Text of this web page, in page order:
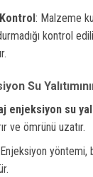
: Malzeme
kontrol
Su
enjeksiyon su
ve ömrünü uzatır.
yöntemi,